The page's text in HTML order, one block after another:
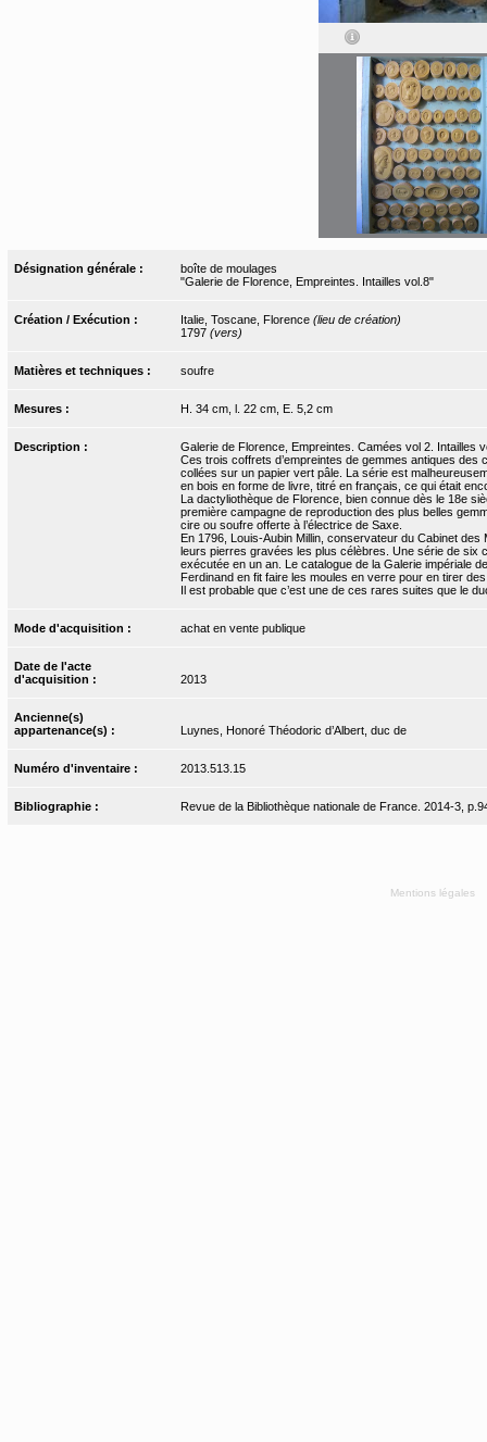
Désignation générale :
boîte de moulages
"Galerie de Florence, Empreintes. Intailles vol.8"
Création / Exécution : Italie, Toscane, Florence (lieu de création)
1797 (vers)
Matières et techniques : soufre
Mesures : H. 34 cm, l. 22 cm, E. 5,2 cm
Description :
Galerie de Florence, Empreintes. Camées vol 2. Intailles
Ces trois coffrets d’empreintes de gemmes antiques
collées sur un papier vert pâle. La série est
en bois en forme de livre, titré en français, ce qui était
La dactyliothèque de Florence, bien connue dès le 18e
première campagne de reproduction des plus belles
cire ou soufre offerte à l’électrice de Saxe.
En 1796, Louis-Aubin Millin, conservateur du Cabinet
leurs pierres gravées les plus célèbres. Une série de six
exécutée en un an. Le catalogue de la Galerie impériale
Ferdinand en fit faire les moules en verre pour en tirer
Il est probable que c’est une de ces rares suites que le
Mode d'acquisition : achat en vente publique
Date de l'acte
d'acquisition :
2013
Ancienne(s)
appartenance(s) :
Luynes, Honoré Théodoric d’Albert, duc de
Numéro d'inventaire : 2013.513.15
Bibliographie : Revue de la Bibliothèque nationale de France. 2014-3,
Mentions légales